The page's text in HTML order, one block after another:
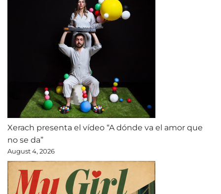
Xerach presenta el vídeo “A dónde va el amor que
no se da”
August 4, 2026